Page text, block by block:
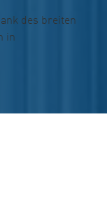
des breiten
in